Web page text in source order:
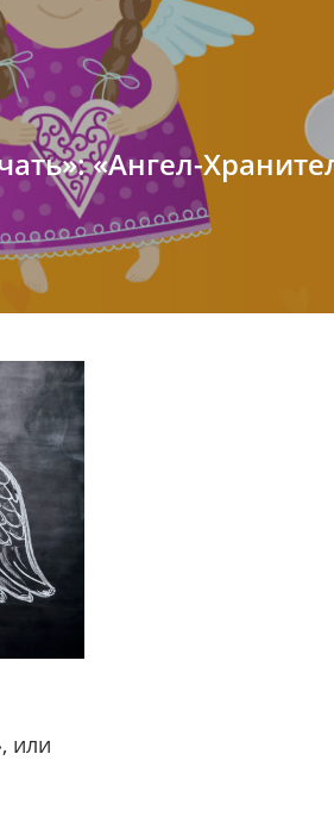
«Ангел-
или